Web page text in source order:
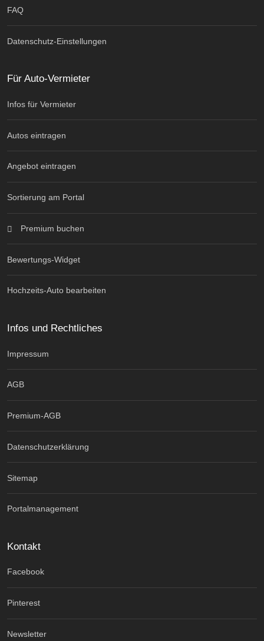
FAQ
Datenschutz-Einstellungen
Für Auto-Vermieter
Infos für Vermieter
Autos eintragen
Angebot eintragen
Sortierung am Portal
Premium buchen
Bewertungs-Widget
Hochzeits-Auto bearbeiten
Infos und Rechtliches
Impressum
AGB
Premium-AGB
Datenschutzerklärung
Sitemap
Portalmanagement
Kontakt
Facebook
Pinterest
Newsletter